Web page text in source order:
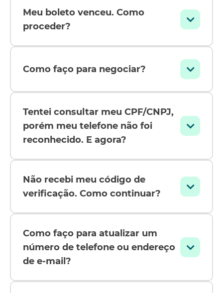
Meu boleto venceu. Como
proceder?
Como faço para negociar?
Tentei consultar meu CPF/CNPJ,
porém meu telefone não foi
reconhecido. E agora?
Não recebi meu código de
verificação. Como continuar?
Como faço para atualizar um
número de telefone ou endereço
de e-mail?